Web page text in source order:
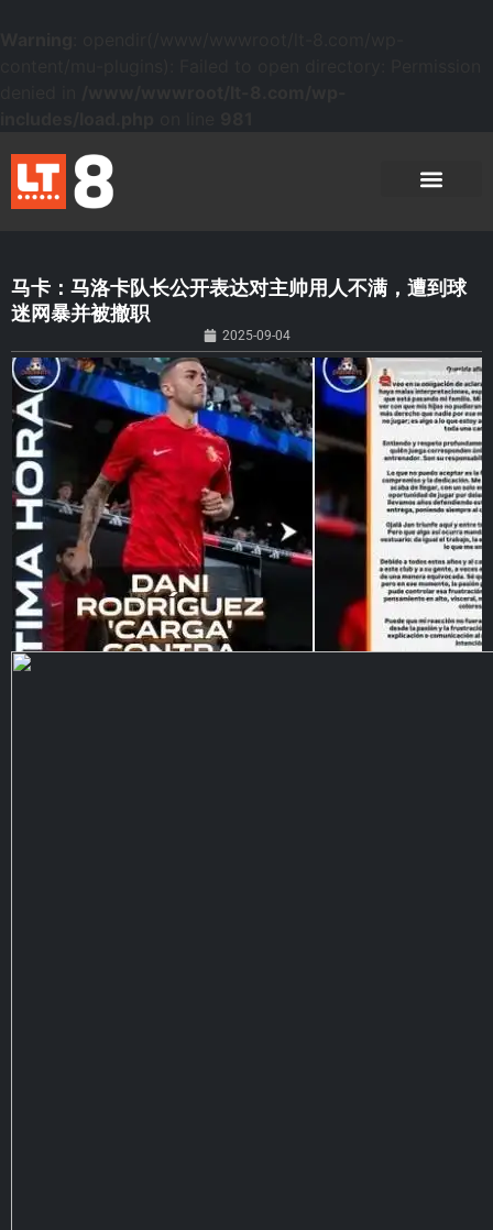
马卡：马洛卡队长公开表达对主帅用人不满，遭到球
迷网暴并被撤职
2025-09-04